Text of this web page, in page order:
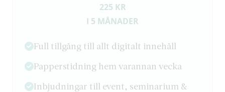
225 KR
I 5 MÅNADER
Full tillgång till allt digitalt innehåll
Papperstidning hem varannan vecka
Inbjudningar till event, seminarium &